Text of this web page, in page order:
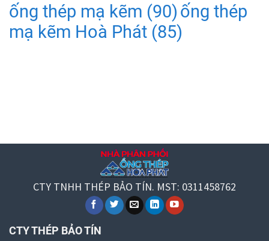
ống thép mạ kẽm (90) ống thép
mạ kẽm Hoà Phát (85)
CTY TNHH THÉP BẢO TÍN. MST: 0311458762
CTY THÉP BẢO TÍN